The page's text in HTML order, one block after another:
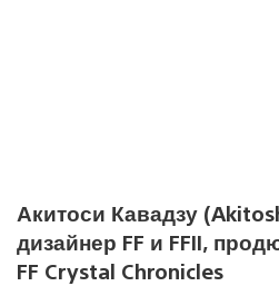
Акитоси Кавадзу
дизайнер FF и FFII,
FF Crystal Chronicles